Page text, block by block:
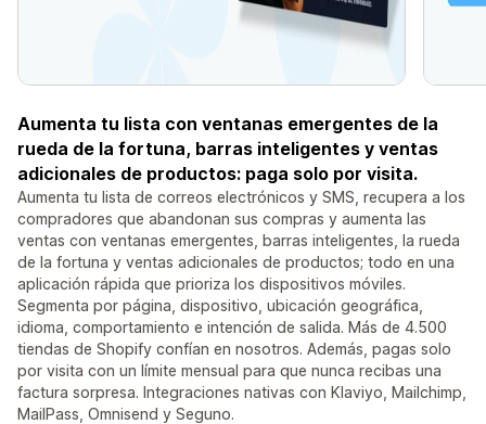
Aumenta tu lista con ventanas emergentes de la
rueda de la fortuna, barras inteligentes y ventas
adicionales de productos: paga solo por visita.
Aumenta tu lista de correos electrónicos y SMS, recupera a los
compradores que abandonan sus compras y aumenta las
ventas con ventanas emergentes, barras inteligentes, la rueda
de la fortuna y ventas adicionales de productos; todo en una
aplicación rápida que prioriza los dispositivos móviles.
Segmenta por página, dispositivo, ubicación geográfica,
idioma, comportamiento e intención de salida. Más de 4.500
tiendas de Shopify confían en nosotros. Además, pagas solo
por visita con un límite mensual para que nunca recibas una
factura sorpresa. Integraciones nativas con Klaviyo, Mailchimp,
MailPass, Omnisend y Seguno.